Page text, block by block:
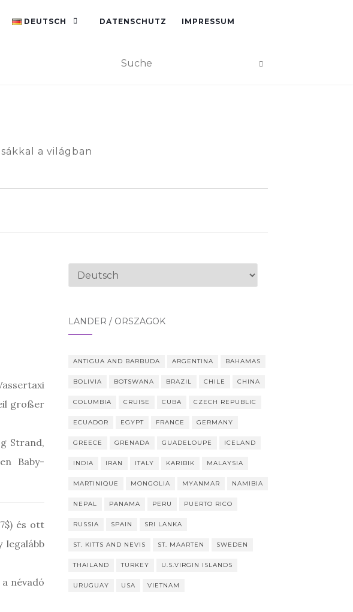
DEUTSCH DATENSCHUTZ IMPRESSUM
a világban
großer
Strand,
Baby-
és ott
névadó
Sprache
LÄNDER / ORSZÁGOK
ANTIGUA AND BARBUDA ARGENTINA BAHAMAS
BOLIVIA BOTSWANA BRAZIL CHILE CHINA
COLUMBIA CRUISE CUBA CZECH REPUBLIC
ECUADOR EGYPT FRANCE GERMANY
GREECE GRENADA GUADELOUPE ICELAND
INDIA IRAN ITALY KARIBIK MALAYSIA
MARTINIQUE MONGOLIA MYANMAR NAMIBIA
NEPAL PANAMA PERU PUERTO RICO
RUSSIA SPAIN SRI LANKA
ST. KITTS AND NEVIS ST. MAARTEN SWEDEN
THAILAND TURKEY U.S.VIRGIN ISLANDS
URUGUAY USA VIETNAM